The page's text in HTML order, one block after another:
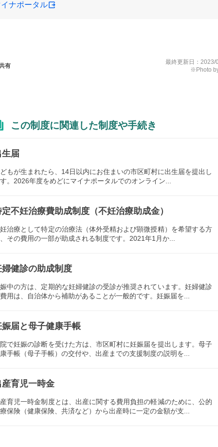
ナポータル
有
最終更新日： 2023/
※Photo
この制度に関連した制度や手続き
生届
もが生まれたら、14日以内にお住まいの市区町村に出生届を提出し
。2026年度をめどにマイナポータルでのオンライン...
定不妊治療費助成制度（不妊治療助成金）
治療として特定の治療法（体外受精および顕微授精）を希望する方
その費用の一部が助成される制度です。2021年1月か...
婦健診の助成制度
中の方は、定期的な妊婦健診の受診が推奨されています。妊婦健診
用は、自治体から補助があることが一般的です。妊娠届を...
娠届と母子健康手帳
で妊娠の診断を受けた方は、市区町村に妊娠届を提出します。母子
手帳（母子手帳）の交付や、出産までの支援制度の説明を...
産育児一時金
育児一時金制度とは、出産に関する費用負担の軽減のために、公的
保険（健康保険、共済など）から出産時に一定の金額が支...